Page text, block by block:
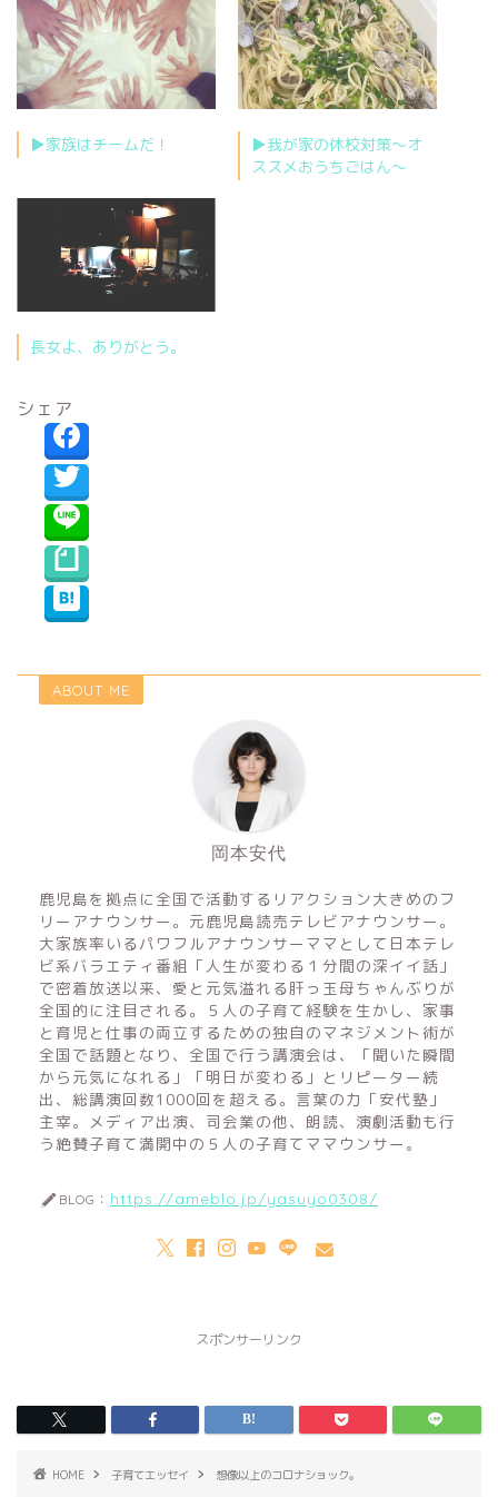
▶︎家族はチームだ！
▶︎我が家の休校対策〜オ
ススメおうちごはん〜
長女よ、ありがとう。
シェア
ABOUT ME
岡本安代
鹿児島を拠点に全国で活動するリアクション大きめのフ
リーアナウンサー。元鹿児島読売テレビアナウンサー。
大家族率いるパワフルアナウンサーママとして日本テレ
ビ系バラエティ番組「人生が変わる１分間の深イイ話」
で密着放送以来、愛と元気溢れる肝っ玉母ちゃんぶりが
全国的に注目される。５人の子育て経験を生かし、家事
と育児と仕事の両立するための独自のマネジメント術が
全国で話題となり、全国で行う講演会は、「聞いた瞬間
から元気になれる」「明日が変わる」とリピーター続
出、総講演回数1000回を超える。言葉の力「安代塾」
主宰。メディア出演、司会業の他、朗読、演劇活動も行
う絶賛子育て満開中の５人の子育てママウンサー。
BLOG： https://ameblo.jp/yasuyo0308/
スポンサーリンク
HOME 子育てエッセイ 想像以上のコロナショック。